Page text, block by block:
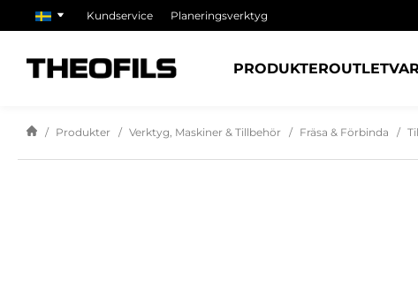
Kundservice Planeringsverktyg
PRODUKTEROUTLET
Produkter Verktyg, Maskiner & Tillbehör Fräsa & Förbinda